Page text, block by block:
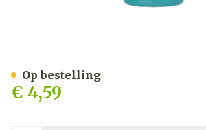
€ 4,59
Op bestelling